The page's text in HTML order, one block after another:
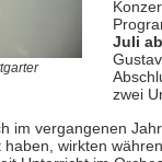
Juli
zwei
im vergangenen
wirkten